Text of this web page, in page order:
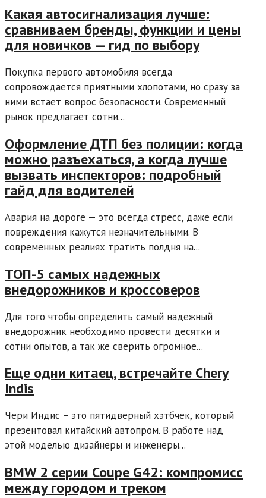
Какая автосигнализация лучше:
сравниваем бренды, функции и цены
для новичков — гид по выбору
Покупка первого автомобиля всегда
сопровождается приятными хлопотами, но сразу за
ними встает вопрос безопасности. Современный
рынок предлагает сотни...
Оформление ДТП без полиции: когда
можно разъехаться, а когда лучше
вызвать инспекторов: подробный
гайд для водителей
Авария на дороге — это всегда стресс, даже если
повреждения кажутся незначительными. В
современных реалиях тратить полдня на...
ТОП-5 самых надежных
внедорожников и кроссоверов
Для того чтобы определить самый надежный
внедорожник необходимо провести десятки и
сотни опытов, а так же сверить огромное...
Еще одни китаец, встречайте Chery
Indis
Чери Индис – это пятидверный хэтбчек, который
презентовал китайский автопром. В работе над
этой моделью дизайнеры и инженеры...
BMW 2 серии Coupe G42: компромисс
между городом и треком